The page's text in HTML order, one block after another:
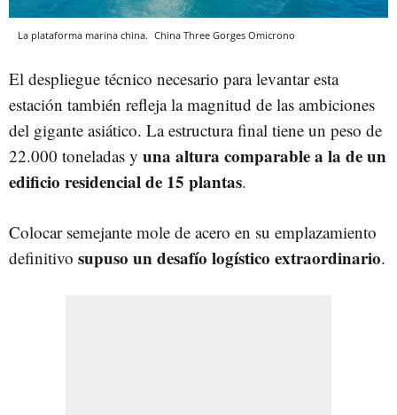
La plataforma marina china. China Three Gorges Omicrono
El despliegue técnico necesario para levantar esta
estación también refleja la magnitud de las ambiciones
del gigante asiático. La estructura final tiene un peso de
22.000 toneladas y una altura comparable a la de un
edificio residencial de 15 plantas.
Colocar semejante mole de acero en su emplazamiento
definitivo supuso un desafío logístico extraordinario.